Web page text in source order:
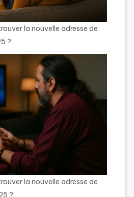
la nouvelle adresse de
?
la nouvelle adresse de